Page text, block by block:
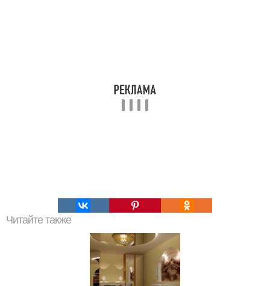
Читайте также